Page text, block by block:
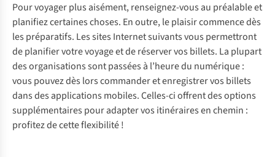
Pour voyager plus aisément, renseignez-vous au préalable et
planifiez certaines choses. En outre, le plaisir commence dès
les préparatifs. Les sites Internet suivants vous permettront
de planifier votre voyage et de réserver vos billets. La plupart
des organisations sont passées à l’heure du numérique :
vous pouvez dès lors commander et enregistrer vos billets
dans des applications mobiles. Celles-ci offrent des options
supplémentaires pour adapter vos itinéraires en chemin :
profitez de cette flexibilité !